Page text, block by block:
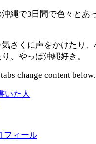
縄で3日間で色々とあ
さくに声をかけたり、
、やっぱ沖縄好き。
change content below.
いた人